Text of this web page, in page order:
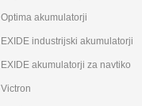
Optima akumulatorji
EXIDE industrijski akumulatorji
EXIDE akumulatorji za navtiko
Victron